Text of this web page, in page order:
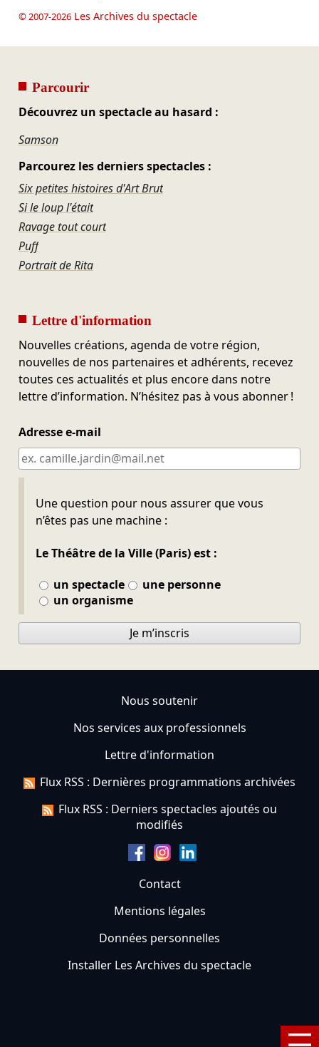
© 2007-2026Les Archives du spectacle
Parcourir
Découvrez un spectacle au hasard :
Samson
Parcourez les derniers spectacles :
Six petites histoires d'Art Brut
Si le loup l'était
Ravage tout court
Puff
Portrait de Rita
Lettre d'information
Nouvelles créations, agenda de votre région,
nouvelles de nos partenaires et adhérents, recevez
toutes ces actualités et plus encore dans notre
lettre d’information. N’hésitez pas à vous abonner !
Adresse e-mail
Une question pour nous assurer que vous
n’êtes pas une machine :
Le Théâtre de la Ville (Paris) est :
un spectacle
une personne
un organisme
Ne pas remplir
Je m’inscris
Nous soutenir
Nos services aux professionnels
Lettre d'information
Flux RSS : Dernières programmations archivées
Flux RSS : Derniers spectacles ajoutés ou
modifiés
Contact
Mentions légales
Données personnelles
Installer Les Archives du spectacle